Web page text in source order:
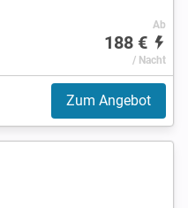
Ab
188 €
/ Nacht
Zum Angebot